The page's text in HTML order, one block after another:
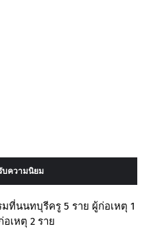
บความนิยม
ที่นนทบุรีครู 5 ราย ผู้ก่อเหตุ 1
เหตุ 2 ราย